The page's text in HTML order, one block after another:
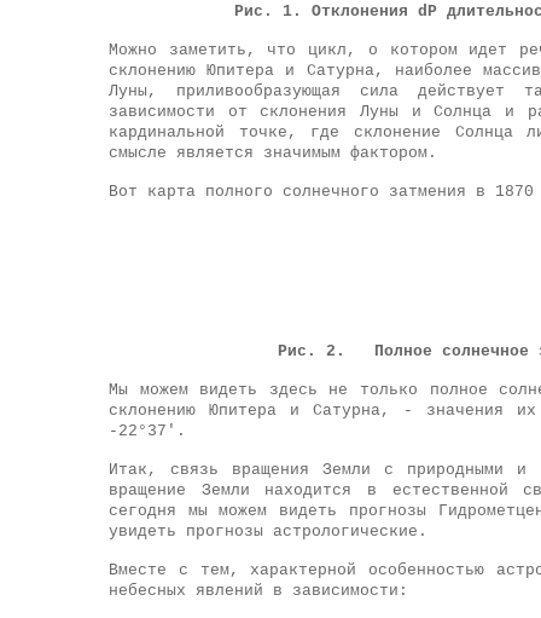
Рис. 1. Отклонения dP
Можно заметить, что цикл, о котором идет
склонению Юпитера и Сатурна, наиболее
Луны, приливообразующая сила
зависимости от склонения Луны и Солнца и
кардинальной точке, где склонение
смысле является значимым фактором.
Вот карта полного солнечного затмения в
Рис. 2. Полное
Мы можем видеть здесь не только полное
склонению Юпитера и Сатурна, - значения
-22°37'.
Итак, связь вращения Земли с природными и
вращение Земли находится в естественной
сегодня мы можем видеть прогнозы
увидеть прогнозы астрологические.
Вместе с тем, характерной особенностью
небесных явлений в зависимости: